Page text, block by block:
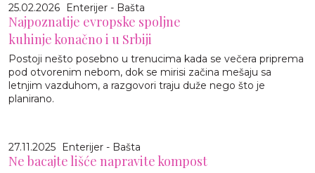
25.02.2026 Enterijer - Bašta
Najpoznatije evropske spoljne
kuhinje konačno i u Srbiji
Postoji nešto posebno u trenucima kada se večera priprema
pod otvorenim nebom, dok se mirisi začina mešaju sa
letnjim vazduhom, a razgovori traju duže nego što je
planirano.
27.11.2025 Enterijer - Bašta
Ne bacajte lišće napravite kompost